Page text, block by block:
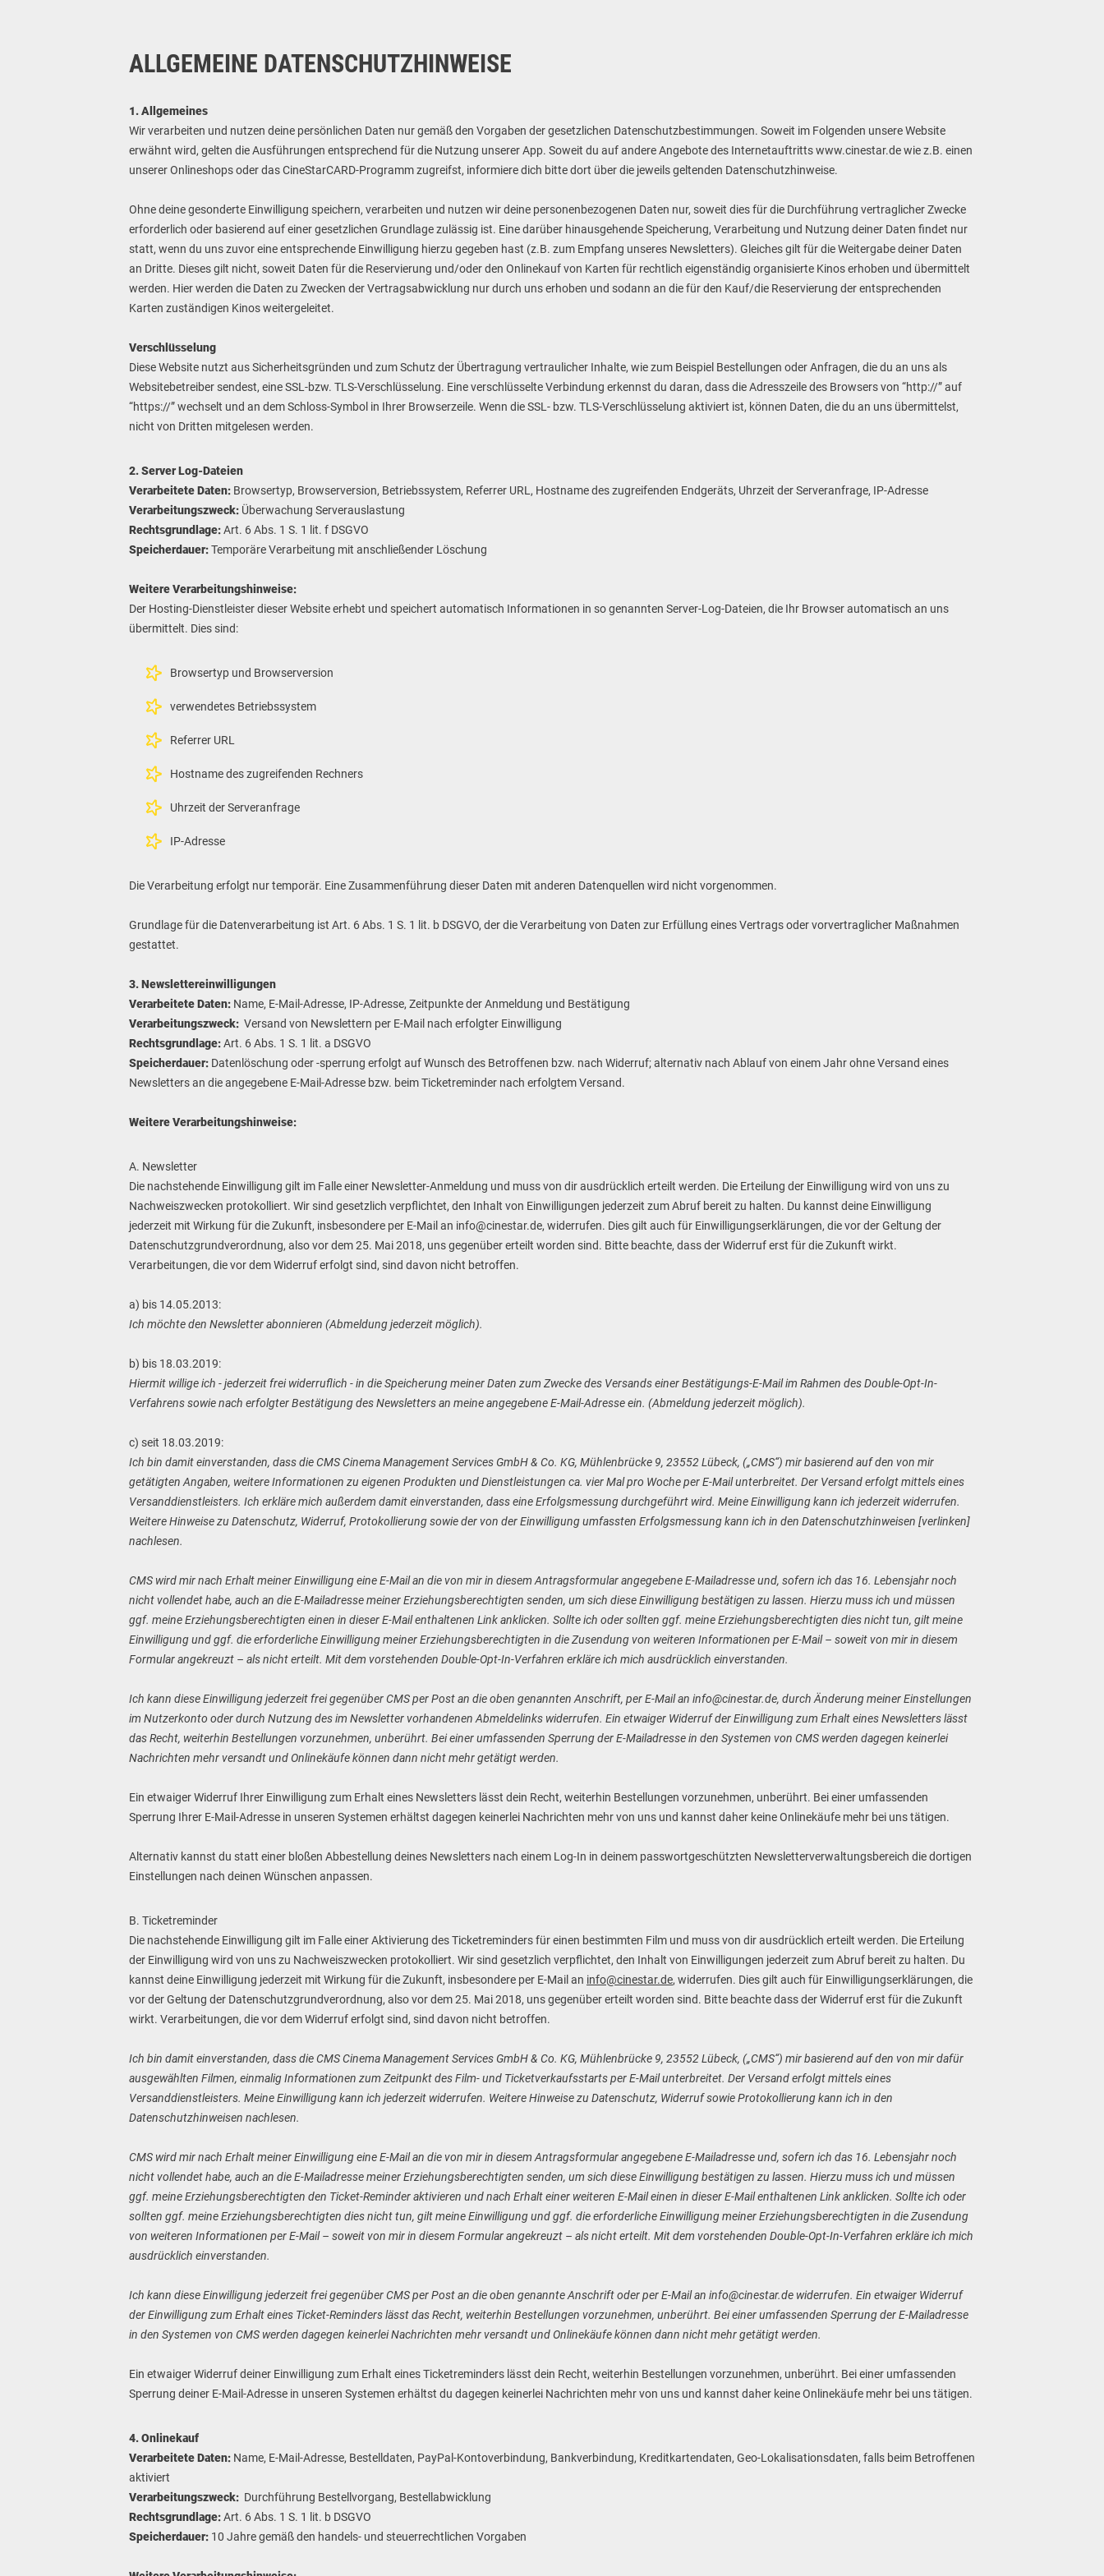
ALLGEMEINE DATENSCHUTZHINWEISE
1. Allgemeines
Wir verarbeiten und nutzen deine persönlichen Daten nur gemäß den Vorgaben der gesetzlichen Datenschutzbestimmungen. Soweit im Folgenden unsere Website
erwähnt wird, gelten die Ausführungen entsprechend für die Nutzung unserer App. Soweit du auf andere Angebote des Internetauftritts www.cinestar.de wie z.B. einen
unserer Onlineshops oder das CineStarCARD-Programm zugreifst, informiere dich bitte dort über die jeweils geltenden Datenschutzhinweise.
Ohne deine gesonderte Einwilligung speichern, verarbeiten und nutzen wir deine personenbezogenen Daten nur, soweit dies für die Durchführung vertraglicher Zwecke
erforderlich oder basierend auf einer gesetzlichen Grundlage zulässig ist. Eine darüber hinausgehende Speicherung, Verarbeitung und Nutzung deiner Daten findet nur
statt, wenn du uns zuvor eine entsprechende Einwilligung hierzu gegeben hast (z.B. zum Empfang unseres Newsletters). Gleiches gilt für die Weitergabe deiner Daten
an Dritte. Dieses gilt nicht, soweit Daten für die Reservierung und/oder den Onlinekauf von Karten für rechtlich eigenständig organisierte Kinos erhoben und übermittelt
werden. Hier werden die Daten zu Zwecken der Vertragsabwicklung nur durch uns erhoben und sodann an die für den Kauf/die Reservierung der entsprechenden
Karten zuständigen Kinos weitergeleitet.
Verschlüsselung
Diese Website nutzt aus Sicherheitsgründen und zum Schutz der Übertragung vertraulicher Inhalte, wie zum Beispiel Bestellungen oder Anfragen, die du an uns als
Websitebetreiber sendest, eine SSL-bzw. TLS-Verschlüsselung. Eine verschlüsselte Verbindung erkennst du daran, dass die Adresszeile des Browsers von “http://” auf
“https://” wechselt und an dem Schloss-Symbol in Ihrer Browserzeile. Wenn die SSL- bzw. TLS-Verschlüsselung aktiviert ist, können Daten, die du an uns übermittelst,
nicht von Dritten mitgelesen werden.
2. Server Log-Dateien
Verarbeitete Daten: Browsertyp, Browserversion, Betriebssystem, Referrer URL, Hostname des zugreifenden Endgeräts, Uhrzeit der Serveranfrage, IP-Adresse
Verarbeitungszweck: Überwachung Serverauslastung
Rechtsgrundlage:Art. 6 Abs. 1 S. 1 lit. f DSGVO
Speicherdauer:Temporäre Verarbeitung mit anschließender Löschung
Weitere Verarbeitungshinweise:
Der Hosting-Dienstleister dieser Website erhebt und speichert automatisch Informationen in so genannten Server-Log-Dateien, die Ihr Browser automatisch an uns
übermittelt. Dies sind:
Browsertyp und Browserversion
verwendetes Betriebssystem
Referrer URL
Hostname des zugreifenden Rechners
Uhrzeit der Serveranfrage
IP-Adresse
Die Verarbeitung erfolgt nur temporär. Eine Zusammenführung dieser Daten mit anderen Datenquellen wird nicht vorgenommen.
Grundlage für die Datenverarbeitung ist Art. 6 Abs. 1 S. 1 lit. b DSGVO, der die Verarbeitung von Daten zur Erfüllung eines Vertrags oder vorvertraglicher Maßnahmen
gestattet.
3. Newslettereinwilligungen
Verarbeitete Daten: Name, E-Mail-Adresse, IP-Adresse, Zeitpunkte der Anmeldung und Bestätigung
Verarbeitungszweck: Versand von Newslettern per E-Mail nach erfolgter Einwilligung
Rechtsgrundlage:Art. 6 Abs. 1 S. 1 lit. a DSGVO
Speicherdauer: Datenlöschung oder -sperrung erfolgt auf Wunsch des Betroffenen bzw. nach Widerruf; alternativ nach Ablauf von einem Jahr ohne Versand eines
Newsletters an die angegebene E-Mail-Adresse bzw. beim Ticketreminder nach erfolgtem Versand.
Weitere Verarbeitungshinweise:
A. Newsletter
Die nachstehende Einwilligung gilt im Falle einer Newsletter-Anmeldung und muss von dir ausdrücklich erteilt werden. Die Erteilung der Einwilligung wird von uns zu
Nachweiszwecken protokolliert. Wir sind gesetzlich verpflichtet, den Inhalt von Einwilligungen jederzeit zum Abruf bereit zu halten. Du kannst deine Einwilligung
jederzeit mit Wirkung für die Zukunft, insbesondere per E-Mail an info@cinestar.de, widerrufen. Dies gilt auch für Einwilligungserklärungen, die vor der Geltung der
Datenschutzgrundverordnung, also vor dem 25. Mai 2018, uns gegenüber erteilt worden sind. Bitte beachte, dass der Widerruf erst für die Zukunft wirkt.
Verarbeitungen, die vor dem Widerruf erfolgt sind, sind davon nicht betroffen.
a) bis 14.05.2013:
Ich möchte den Newsletter abonnieren (Abmeldung jederzeit möglich).
b) bis 18.03.2019:
Hiermit willige ich - jederzeit frei widerruflich - in die Speicherung meiner Daten zum Zwecke des Versands einer Bestätigungs-E-Mail im Rahmen des Double-Opt-In-
Verfahrens sowie nach erfolgter Bestätigung des Newsletters an meine angegebene E-Mail-Adresse ein. (Abmeldung jederzeit möglich).
c) seit 18.03.2019:
Ich bin damit einverstanden, dass die CMS Cinema Management Services GmbH & Co. KG, Mühlenbrücke 9, 23552 Lübeck, („CMS“) mir basierend auf den von mir
getätigten Angaben, weitere Informationen zu eigenen Produkten und Dienstleistungen ca. vier Mal pro Woche per E-Mail unterbreitet. Der Versand erfolgt mittels eines
Versanddienstleisters. Ich erkläre mich außerdem damit einverstanden, dass eine Erfolgsmessung durchgeführt wird. Meine Einwilligung kann ich jederzeit widerrufen.
Weitere Hinweise zu Datenschutz, Widerruf, Protokollierung sowie der von der Einwilligung umfassten Erfolgsmessung kann ich in den Datenschutzhinweisen [verlinken]
nachlesen.
CMS wird mir nach Erhalt meiner Einwilligung eine E-Mail an die von mir in diesem Antragsformular angegebene E-Mailadresse und, sofern ich das 16. Lebensjahr noch
nicht vollendet habe, auch an die E-Mailadresse meiner Erziehungsberechtigten senden, um sich diese Einwilligung bestätigen zu lassen. Hierzu muss ich und müssen
ggf. meine Erziehungsberechtigten einen in dieser E-Mail enthaltenen Link anklicken. Sollte ich oder sollten ggf. meine Erziehungsberechtigten dies nicht tun, gilt meine
Einwilligung und ggf. die erforderliche Einwilligung meiner Erziehungsberechtigten in die Zusendung von weiteren Informationen per E-Mail – soweit von mir in diesem
Formular angekreuzt – als nicht erteilt. Mit dem vorstehenden Double-Opt-In-Verfahren erkläre ich mich ausdrücklich einverstanden.
Ich kann diese Einwilligung jederzeit frei gegenüber CMS per Post an die oben genannten Anschrift, per E-Mail an info@cinestar.de, durch Änderung meiner Einstellungen
im Nutzerkonto oder durch Nutzung des im Newsletter vorhandenen Abmeldelinks widerrufen. Ein etwaiger Widerruf der Einwilligung zum Erhalt eines Newsletters lässt
das Recht, weiterhin Bestellungen vorzunehmen, unberührt. Bei einer umfassenden Sperrung der E-Mailadresse in den Systemen von CMS werden dagegen keinerlei
Nachrichten mehr versandt und Onlinekäufe können dann nicht mehr getätigt werden.
Ein etwaiger Widerruf Ihrer Einwilligung zum Erhalt eines Newsletters lässt dein Recht, weiterhin Bestellungen vorzunehmen, unberührt. Bei einer umfassenden
Sperrung Ihrer E-Mail-Adresse in unseren Systemen erhältst dagegen keinerlei Nachrichten mehr von uns und kannst daher keine Onlinekäufe mehr bei uns tätigen.
Alternativ kannst du statt einer bloßen Abbestellung deines Newsletters nach einem Log-In in deinem passwortgeschützten Newsletterverwaltungsbereich die dortigen
Einstellungen nach deinen Wünschen anpassen.
B. Ticketreminder
Die nachstehende Einwilligung gilt im Falle einer Aktivierung des Ticketreminders für einen bestimmten Film und muss von dir ausdrücklich erteilt werden. Die Erteilung
der Einwilligung wird von uns zu Nachweiszwecken protokolliert. Wir sind gesetzlich verpflichtet, den Inhalt von Einwilligungen jederzeit zum Abruf bereit zu halten. Du
kannst deine Einwilligung jederzeit mit Wirkung für die Zukunft, insbesondere per E-Mail an info@cinestar.de, widerrufen. Dies gilt auch für Einwilligungserklärungen, die
vor der Geltung der Datenschutzgrundverordnung, also vor dem 25. Mai 2018, uns gegenüber erteilt worden sind. Bitte beachte dass der Widerruf erst für die Zukunft
wirkt. Verarbeitungen, die vor dem Widerruf erfolgt sind, sind davon nicht betroffen.
Ich bin damit einverstanden, dass die CMS Cinema Management Services GmbH & Co. KG, Mühlenbrücke 9, 23552 Lübeck, („CMS“) mir basierend auf den von mir dafür
ausgewählten Filmen, einmalig Informationen zum Zeitpunkt des Film- und Ticketverkaufsstarts per E-Mail unterbreitet. Der Versand erfolgt mittels eines
Versanddienstleisters. Meine Einwilligung kann ich jederzeit widerrufen. Weitere Hinweise zu Datenschutz, Widerruf sowie Protokollierung kann ich in den
Datenschutzhinweisen nachlesen.
CMS wird mir nach Erhalt meiner Einwilligung eine E-Mail an die von mir in diesem Antragsformular angegebene E-Mailadresse und, sofern ich das 16. Lebensjahr noch
nicht vollendet habe, auch an die E-Mailadresse meiner Erziehungsberechtigten senden, um sich diese Einwilligung bestätigen zu lassen. Hierzu muss ich und müssen
ggf. meine Erziehungsberechtigten den Ticket-Reminder aktivieren und nach Erhalt einer weiteren E-Mail einen in dieser E-Mail enthaltenen Link anklicken. Sollte ich oder
sollten ggf. meine Erziehungsberechtigten dies nicht tun, gilt meine Einwilligung und ggf. die erforderliche Einwilligung meiner Erziehungsberechtigten in die Zusendung
von weiteren Informationen per E-Mail – soweit von mir in diesem Formular angekreuzt – als nicht erteilt. Mit dem vorstehenden Double-Opt-In-Verfahren erkläre ich mich
ausdrücklich einverstanden.
Ich kann diese Einwilligung jederzeit frei gegenüber CMS per Post an die oben genannte Anschrift oder per E-Mail an info@cinestar.de widerrufen. Ein etwaiger Widerruf
der Einwilligung zum Erhalt eines Ticket-Reminders lässt das Recht, weiterhin Bestellungen vorzunehmen, unberührt. Bei einer umfassenden Sperrung der E-Mailadresse
in den Systemen von CMS werden dagegen keinerlei Nachrichten mehr versandt und Onlinekäufe können dann nicht mehr getätigt werden.
Ein etwaiger Widerruf deiner Einwilligung zum Erhalt eines Ticketreminders lässt dein Recht, weiterhin Bestellungen vorzunehmen, unberührt. Bei einer umfassenden
Sperrung deiner E-Mail-Adresse in unseren Systemen erhältst du dagegen keinerlei Nachrichten mehr von uns und kannst daher keine Onlinekäufe mehr bei uns tätigen.
4. Onlinekauf
Verarbeitete Daten: Name, E-Mail-Adresse, Bestelldaten, PayPal-Kontoverbindung, Bankverbindung, Kreditkartendaten, Geo-Lokalisationsdaten, falls beim Betroffenen
aktiviert
Verarbeitungszweck: Durchführung Bestellvorgang, Bestellabwicklung
Rechtsgrundlage:Art. 6 Abs. 1 S. 1 lit. b DSGVO
Speicherdauer: 10 Jahre gemäß den handels- und steuerrechtlichen Vorgaben